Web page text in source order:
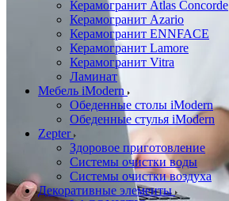
Керамогранит Atlas Concorde
Керамогранит Azario
Керамогранит ENNFACE
Керамогранит Lamore
Керамогранит Vitra
Ламинат
Мебель iModern
Обеденные столы iModern
Обеденные стулья iModern
Zepter
Здоровое приготовление
Системы очистки воды
Системы очистки воздуха
Декоративные элементы